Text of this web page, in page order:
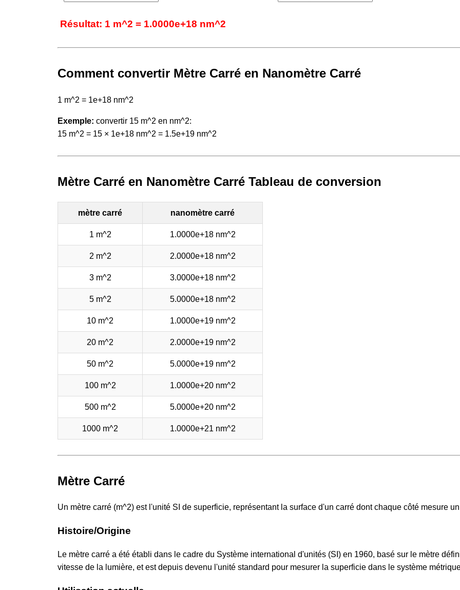
Résultat: 1 m^2 = 1.0000e+18 nm^2
Comment convertir Mètre Carré en Nanomètre Carré
1 m^2 = 1e+18 nm^2
Exemple: convertir 15 m^2 en nm^2:
15 m^2 = 15 × 1e+18 nm^2 = 1.5e+19 nm^2
Mètre Carré en Nanomètre Carré Tableau de conversion
mètre carré nanomètre carré
1 m^2 1.0000e+18 nm^2
2 m^2 2.0000e+18 nm^2
3 m^2 3.0000e+18 nm^2
5 m^2 5.0000e+18 nm^2
10 m^2 1.0000e+19 nm^2
20 m^2 2.0000e+19 nm^2
50 m^2 5.0000e+19 nm^2
100 m^2 1.0000e+20 nm^2
500 m^2 5.0000e+20 nm^2
1000 m^2 1.0000e+21 nm^2
Mètre Carré
Un mètre carré (m^2) est l'unité SI de superficie, représentant la surface d'un carré dont chaque côté mesure
Histoire/Origine
Le mètre carré a été établi dans le cadre du Système international d'unités (SI) en 1960, basé sur le mètre
vitesse de la lumière, et est depuis devenu l'unité standard pour mesurer la superficie dans le système